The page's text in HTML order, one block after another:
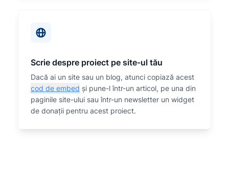
Scrie despre proiect pe site-ul tău
Dacă ai un site sau un blog, atunci copiază acest
cod de embed și pune-l într-un articol, pe una din
paginile site-ului sau într-un newsletter un widget
de donații pentru acest proiect.